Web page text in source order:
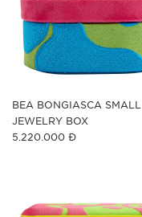
BEA BONGIASCA SMALL
JEWELRY BOX
5.220.000 Đ